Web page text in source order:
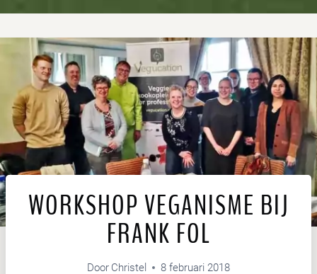
WORKSHOP VEGANISME BIJ
FRANK FOL
Door Christel 8 februari 2018